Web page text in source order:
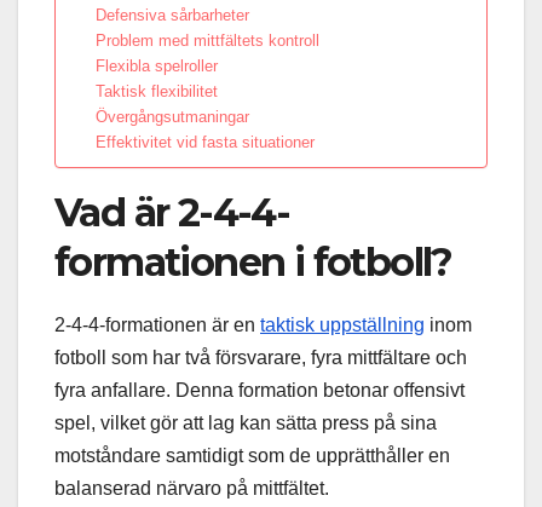
Defensiva sårbarheter
Problem med mittfältets kontroll
Flexibla spelroller
Taktisk flexibilitet
Övergångsutmaningar
Effektivitet vid fasta situationer
Vad är 2-4-4-
formationen i fotboll?
2-4-4-formationen är en taktisk uppställning inom
fotboll som har två försvarare, fyra mittfältare och
fyra anfallare. Denna formation betonar offensivt
spel, vilket gör att lag kan sätta press på sina
motståndare samtidigt som de upprätthåller en
balanserad närvaro på mittfältet.